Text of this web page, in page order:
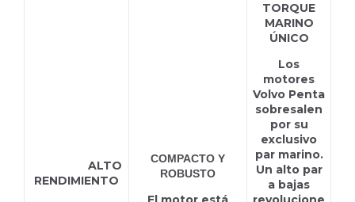
ALTO
RENDIMIENTO
COMPACTO Y
ROBUSTO
TORQUE
MARINO
ÚNICO
Los
motores
Volvo Penta
sobresalen
por su
exclusivo
par marino.
Un alto par
a bajas